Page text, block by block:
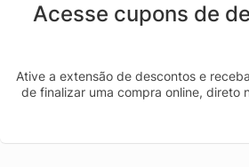
Acesse cupons de
Ative a extensão de descontos e
de finalizar uma compra online, direto